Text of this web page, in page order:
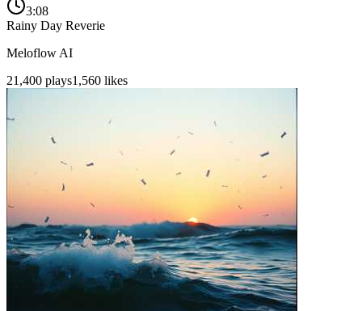
3:08
Rainy Day Reverie
Meloflow AI
21,400 plays1,560 likes